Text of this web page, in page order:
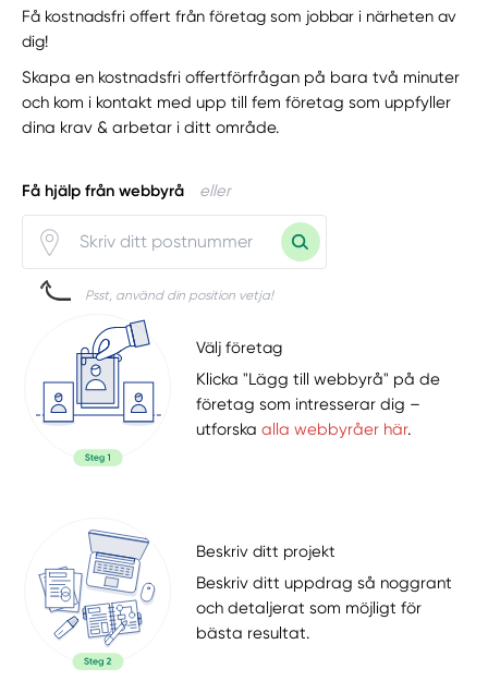
Få kostnadsfri offert från företag som jobbar i närheten av
dig!
Skapa en kostnadsfri offertförfrågan på bara två minuter
och kom i kontakt med upp till fem företag som uppfyller
dina krav & arbetar i ditt område.
Få hjälp från webbyrå eller
Psst, använd din position vetja!
Välj företag
Klicka "Lägg till webbyrå" på de
företag som intresserar dig –
utforskaalla webbyråer här.
Beskriv ditt projekt
Beskriv ditt uppdrag så noggrant
och detaljerat som möjligt för
bästa resultat.